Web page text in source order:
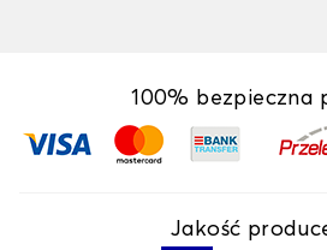
100% bezpieczna
Jakość